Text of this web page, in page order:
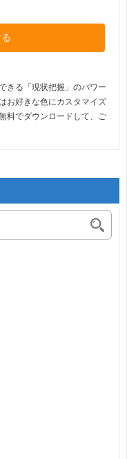
きる「現状把握」のパワー
お好きな色にカスタマイズ
料でダウンロードして、ご